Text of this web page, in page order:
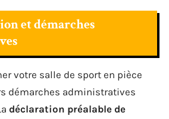
et démarches
votre salle de sport en pièce
démarches administratives
déclaration préalable de